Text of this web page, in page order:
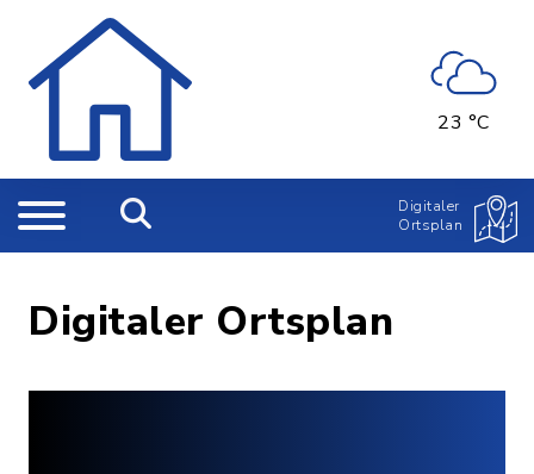
23 °C
Digitaler
Ortsplan
Digitaler Ortsplan